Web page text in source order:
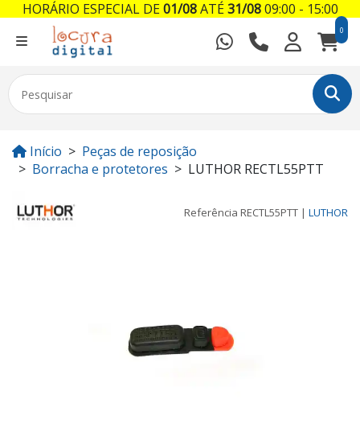
0
Início
Peças de reposição
Borracha e protetores
LUTHOR RECTL55PTT
Referência RECTL55PTT | LUTHOR
HORÁRIO ESPECIAL DE01/08ATÉ31/0809:00 - 15:00